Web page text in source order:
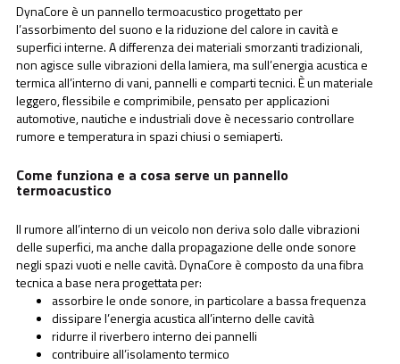
DynaCore è un pannello termoacustico progettato per
l’assorbimento del suono e la riduzione del calore in cavità e
superfici interne. A differenza dei materiali smorzanti tradizionali,
non agisce sulle vibrazioni della lamiera, ma sull’energia acustica e
termica all’interno di vani, pannelli e comparti tecnici. È un materiale
leggero, flessibile e comprimibile, pensato per applicazioni
automotive, nautiche e industriali dove è necessario controllare
rumore e temperatura in spazi chiusi o semiaperti.
Come funziona e a cosa serve un pannello
termoacustico
Il rumore all’interno di un veicolo non deriva solo dalle vibrazioni
delle superfici, ma anche dalla propagazione delle onde sonore
negli spazi vuoti e nelle cavità. DynaCore è composto da una fibra
tecnica a base nera progettata per:
assorbire le onde sonore, in particolare a bassa frequenza
dissipare l’energia acustica all’interno delle cavità
ridurre il riverbero interno dei pannelli
contribuire all’isolamento termico